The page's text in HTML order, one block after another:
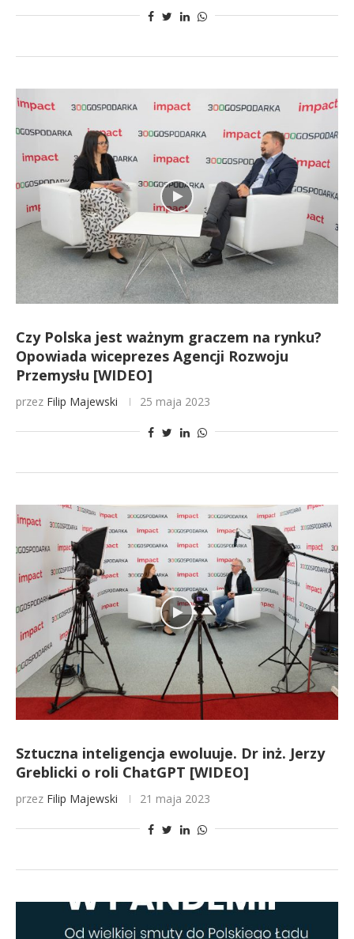
Czy Polska jest ważnym graczem na rynku?
Opowiada wiceprezes Agencji Rozwoju
Przemysłu [WIDEO]
przez Filip Majewski 25 maja 2023
Sztuczna inteligencja ewoluuje. Dr inż. Jerzy
Greblicki o roli ChatGPT [WIDEO]
przez Filip Majewski 21 maja 2023